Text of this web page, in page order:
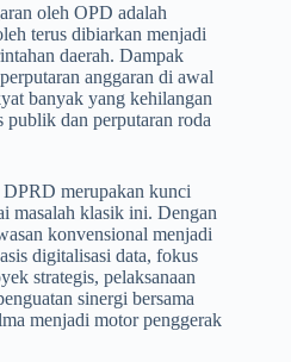
oleh OPD adalah
terus dibiarkan menjadi
daerah. Dampak
anggaran di awal
banyak yang kehilangan
dan perputaran roda
merupakan kunci
masalah klasik ini. Dengan
konvensional menjadi
digitalisasi data, fokus
strategis, pelaksanaan
sinergi bersama
menjadi motor penggerak